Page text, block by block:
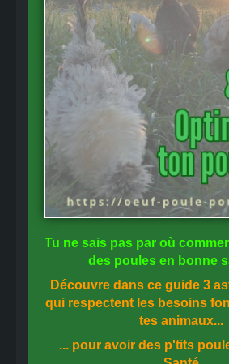
Tu ne sais pas par où
des poules en bonne
Découvre dans ce guide 3
qui respectent les besoins
tes animaux...
... pour avoir des p'tits